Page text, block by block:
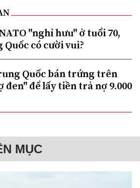
"nghỉ hưu" ở tuổi 70,
có cười vui?
Quốc bán trứng trên
để lấy tiền trả nợ 9.000
MỤC